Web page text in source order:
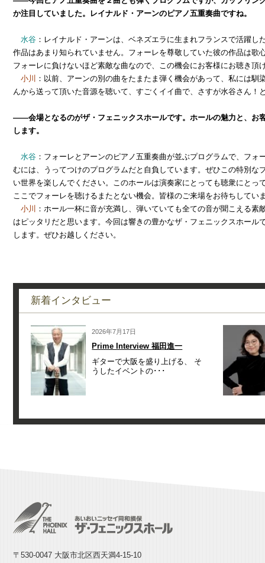
か注目していました。レイナルド・アーンのピアノ五重奏曲ですね。
水谷 ：レイナルド・アーンは、ベネズエラに生まれフランスで活躍し
作品はあまり知られていません。フォーレを尊敬していた彼の作品は歌
フォーレに負けないほど素敵な曲なので、この機会にお客様にお聴き頂
小川
：以前、アーンの別の曲をたまたま弾く機会があって、私には馴
んから送って頂いた音源を聴いて、すごくイイ曲で、さすが水谷さん！
――会場となるのがザ・フェニックスホールです。ホールの魅力と、お
します。
水谷 ：フォーレとアーンのピアノ五重奏曲が並ぶプログラムで、フォ
むには、うってつけのプログラムだと自負しています。ぜひこの特別な
い世界を楽しんでください。このホールは演奏家にとっても聴衆にとっ
ここでフォーレを聴けるまたとない機会。皆様のご来場をお待ちしてい
小川
：ホール一杯に音が充満し、弾いていても全ての音が聞こえる素
はピッタリだと思います。今回は響きの豊かなザ・フェニックスホール
します。ぜひお越しください。
新着インタビュー
2026年7月17日
Prime Interview 福田進一
ギターで大阪を盛り上げる、 そ
うしたイベントの･･･
〒530-0047 大阪市北区西天満4-15-10